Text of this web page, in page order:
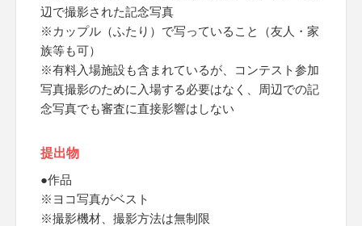
辺で撮影された記念写真
※カップル（ふたり）で写っていること（友人・家
族等も可）
※有料入場施設も含まれているが、コンテスト参加
写真撮影のために入場する必要はなく、周辺での記
念写真でも審査に直接影響はしない
提出物
●作品
※ヨコ写真がベスト
※撮影機材、撮影方法は無制限